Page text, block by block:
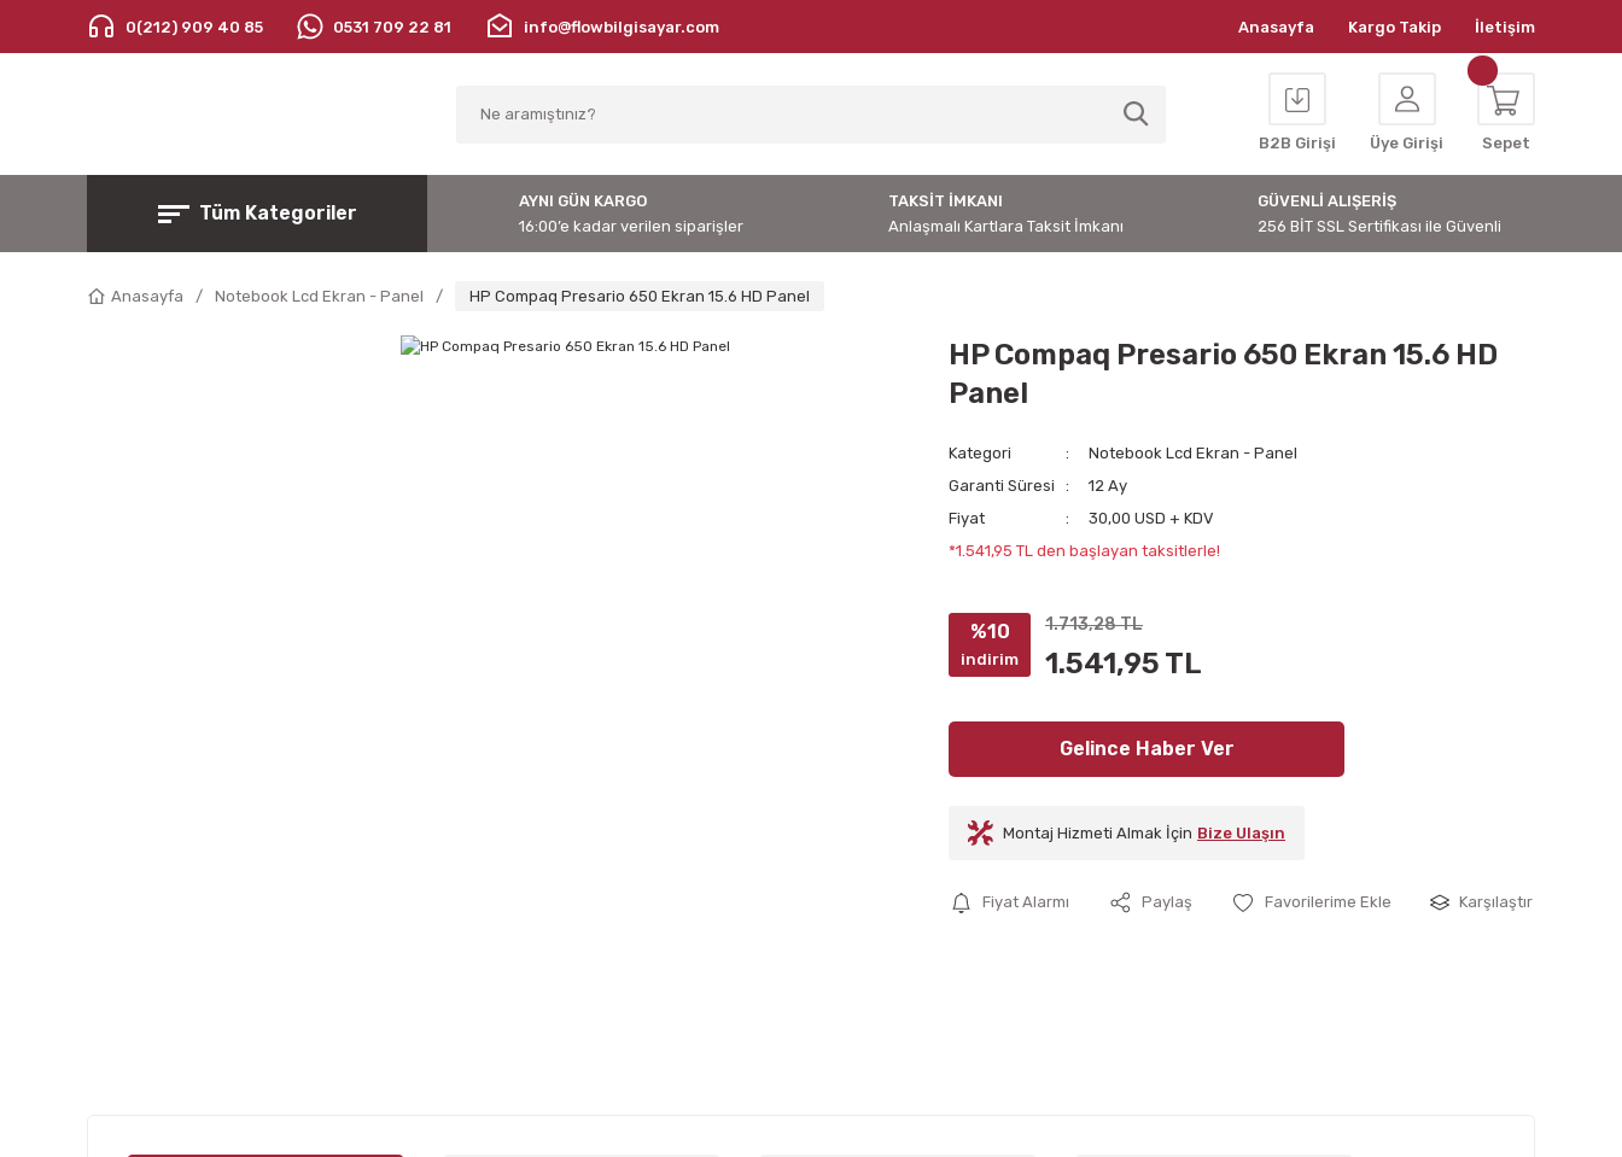
0(212) 909 40 85 0531 709 22 81 info@flowbilgisayar.com Anasayfa Kargo Takip İletişim
B2B Girişi Üye Girişi Sepet
Tüm Kategoriler
AYNI GÜN KARGO
16:00’e kadar verilen siparişler
TAKSİT İMKANI
Anlaşmalı Kartlara Taksit İmkanı
GÜVENLİ ALIŞERİŞ
256 BİT SSL Sertifikası ile Güvenli
Anasayfa Notebook Lcd Ekran - Panel HP Compaq Presario 650 Ekran 15.6 HD Panel
HP Compaq Presario 650 Ekran 15.6 HD
Panel
Kategori
Notebook Lcd Ekran - Panel
Garanti Süresi
12 Ay
Fiyat
30,00 USD + KDV
*1.541,95 TL den başlayan taksitlerle!
%10
indirim
1.713,28 TL
1.541,95 TL
Gelince Haber Ver
Montaj Hizmeti Almak İçin Bize Ulaşın
Fiyat Alarmı Paylaş Karşılaştır